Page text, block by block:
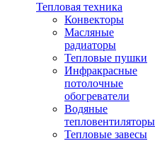
Тепловая техника
Конвекторы
Масляные
радиаторы
Тепловые пушки
Инфракрасные
потолочные
обогреватели
Водяные
тепловентиляторы
Тепловые завесы